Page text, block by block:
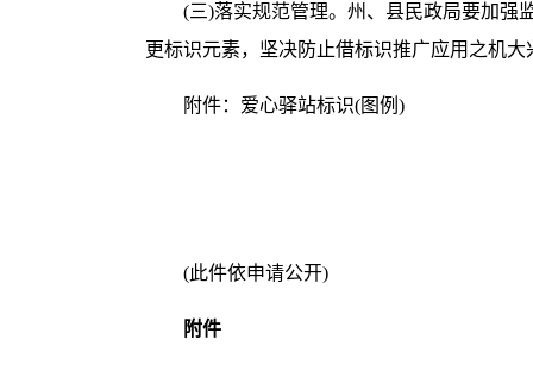
(三)落实规范管理。州、县民政局要加强
更标识元素，坚决防止借标识推广应用之机
附件：爱心驿站标识(图例)
(此件依申请公开)
附件